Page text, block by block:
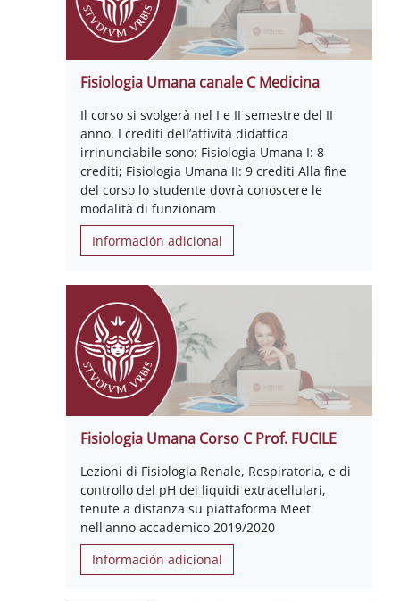
Fisiologia Umana canale C Medicina
Il corso si svolgerà nel I e II semestre del II
anno. I crediti dell’attività didattica
irrinunciabile sono: Fisiologia Umana I: 8
crediti; Fisiologia Umana II: 9 crediti Alla fine
del corso lo studente dovrà conoscere le
modalità di funzionam
Información adicional
Fisiologia Umana Corso C Prof. FUCILE
Lezioni di Fisiologia Renale, Respiratoria, e di
controllo del pH dei liquidi extracellulari,
tenute a distanza su piattaforma Meet
nell'anno accademico 2019/2020
Información adicional